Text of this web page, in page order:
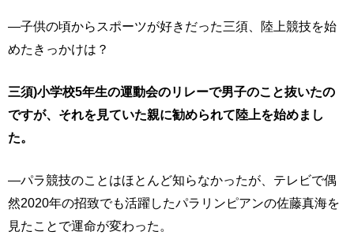
―子供の頃からスポーツが好きだった三須、陸上競技を始
めたきっかけは？
三須)小学校5年生の運動会のリレーで男子のこと抜いたの
ですが、それを見ていた親に勧められて陸上を始めまし
た。
―パラ競技のことはほとんど知らなかったが、テレビで偶
然2020年の招致でも活躍したパラリンピアンの佐藤真海を
見たことで運命が変わった。